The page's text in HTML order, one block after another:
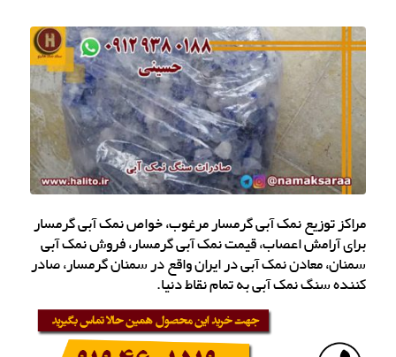
مراکز توزیع نمک آبی گرمسار مرغوب، خواص نمک آبی گرمسار
برای آرامش اعصاب، قیمت نمک آبی گرمسار، فروش نمک آبی
سمنان، معادن نمک آبی در ایران واقع در سمنان گرمسار، صادر
کننده سنگ نمک آبی به تمام نقاط دنیا.